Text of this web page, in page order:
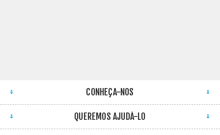
CONHEÇA-NOS
QUEREMOS AJUDÁ-LO